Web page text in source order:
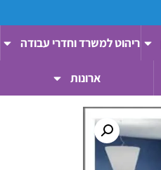
ריהוט למשרד וחדרי עבודה
ארונות